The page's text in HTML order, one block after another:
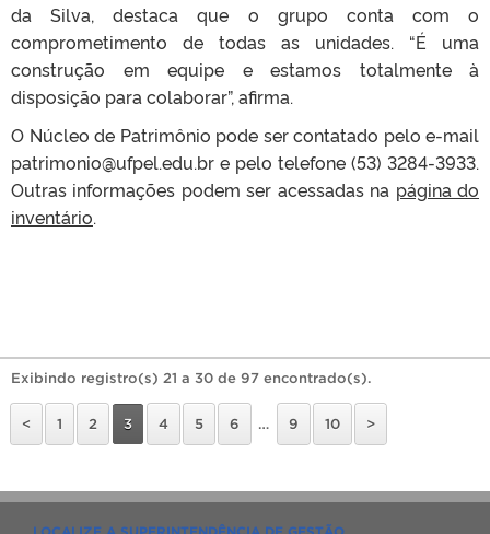
da Silva, destaca que o grupo conta com o
comprometimento de todas as unidades. “É uma
construção em equipe e estamos totalmente à
disposição para colaborar”, afirma.
O Núcleo de Patrimônio pode ser contatado pelo e-mail
patrimonio@ufpel.edu.br e pelo telefone (53) 3284-3933.
Outras informações podem ser acessadas na página do
inventário.
Exibindo registro(s) 21 a 30 de 97 encontrado(s).
< 1 2 3 4 5 6 … 9 10 >
LOCALIZE A SUPERINTENDÊNCIA DE GESTÃO